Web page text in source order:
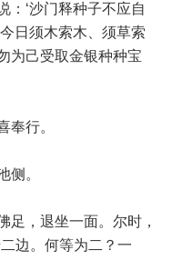
：‘沙门释种子不应自
日须木索木、须草索
为己受取金银种种宝
奉行。
侧。
足，退坐一面。尔时，
边。何等为二？一